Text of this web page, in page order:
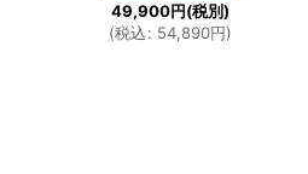
49,900円(税別)
(税込: 54,890円)